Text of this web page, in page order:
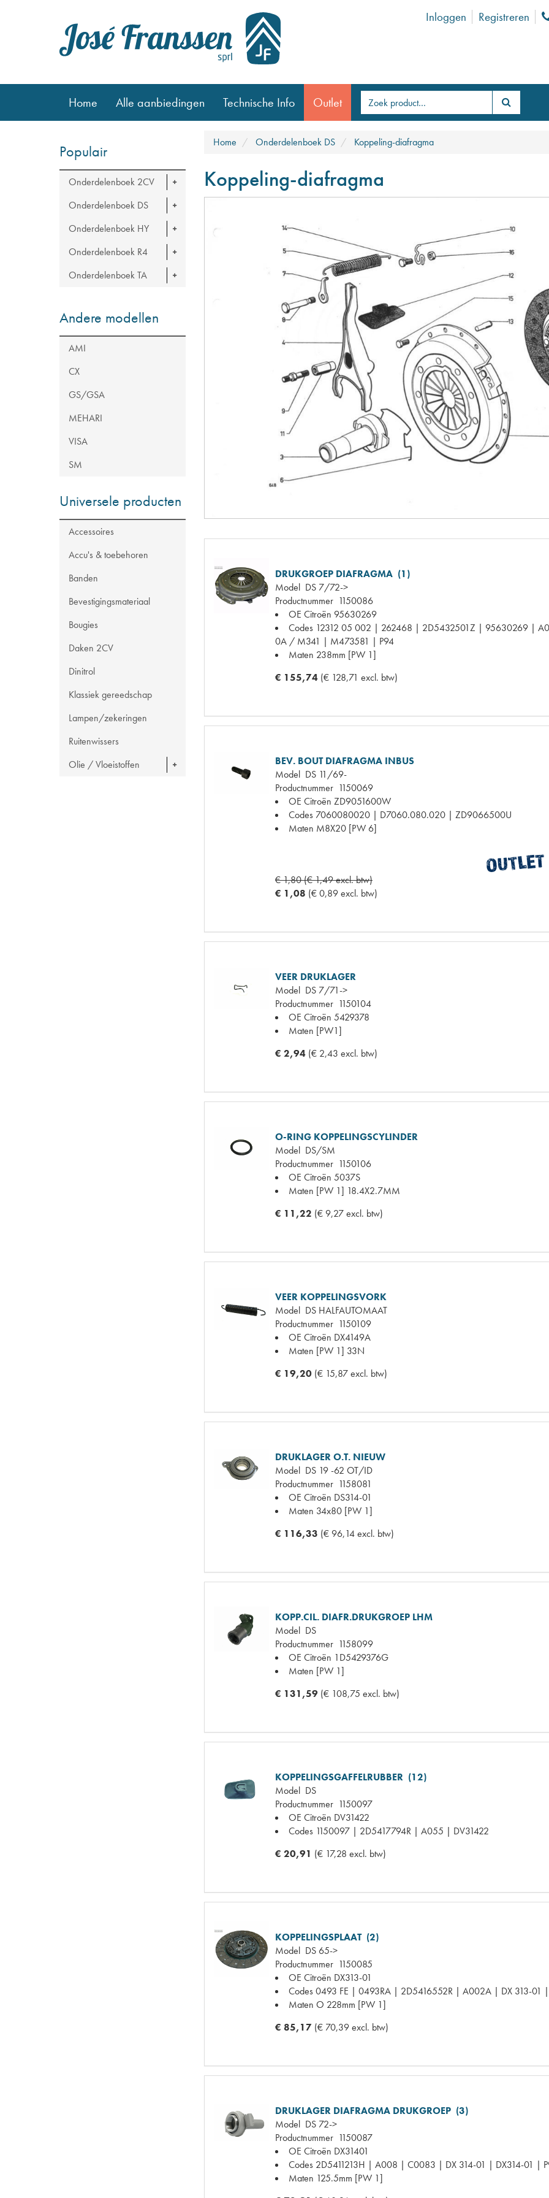
Inloggen Registreren
Home Alle aanbiedingen Technische Info Outlet
Populair
Onderdelenboek 2CV
Onderdelenboek DS
Onderdelenboek HY
Onderdelenboek R4
Onderdelenboek TA
Andere modellen
AMI
CX
GS/GSA
MEHARI
VISA
SM
Universele producten
Accessoires
Accu's & toebehoren
Banden
Bevestigingsmateriaal
Bougies
Daken 2CV
Dinitrol
Klassiek gereedschap
Lampen/zekeringen
Ruitenwissers
Olie / Vloeistoffen
Home Onderdelenboek DS Koppeling-diafragma
Koppeling-diafragma
DRUKGROEP DIAFRAGMA (1)
Model DS 7/72->
Productnummer 1150086
OE Citroën 95630269
Codes 12312 05 002 | 262468 | 2D5432501Z | 95630269 |
0A / M341 | M473581 | P94
Maten 238mm [PW 1]
€ 155,74 (€ 128,71 excl. btw)
BEV. BOUT DIAFRAGMA INBUS
Model DS 11/69-
Productnummer 1150069
OE Citroën ZD9051600W
Codes 7060080020 | D7060.080.020 | ZD9066500U
Maten M8X20 [PW 6]
€ 1,80 (€ 1,49 excl. btw)
€ 1,08 (€ 0,89 excl. btw)
VEER DRUKLAGER
Model DS 7/71->
Productnummer 1150104
OE Citroën 5429378
Maten [PW1]
€ 2,94 (€ 2,43 excl. btw)
O-RING KOPPELINGSCYLINDER
Model DS/SM
Productnummer 1150106
OE Citroën 5037S
Maten [PW 1] 18.4X2.7MM
€ 11,22 (€ 9,27 excl. btw)
VEER KOPPELINGSVORK
Model DS HALFAUTOMAAT
Productnummer 1150109
OE Citroën DX4149A
Maten [PW 1] 33N
€ 19,20 (€ 15,87 excl. btw)
DRUKLAGER O.T. NIEUW
Model DS 19 -62 OT/ID
Productnummer 1158081
OE Citroën DS314-01
Maten 34x80 [PW 1]
€ 116,33 (€ 96,14 excl. btw)
KOPP.CIL. DIAFR.DRUKGROEP LHM
Model DS
Productnummer 1158099
OE Citroën 1D5429376G
Maten [PW 1]
€ 131,59 (€ 108,75 excl. btw)
KOPPELINGSGAFFELRUBBER (12)
Model DS
Productnummer 1150097
OE Citroën DV31422
Codes 1150097 | 2D5417794R | A055 | DV31422
€ 20,91 (€ 17,28 excl. btw)
KOPPELINGSPLAAT (2)
Model DS 65->
Productnummer 1150085
OE Citroën DX313-01
Codes0493 FE | 0493RA | 2D5416552R | A002A | DX 313-01
Maten O 228mm [PW 1]
€ 85,17 (€ 70,39 excl. btw)
DRUKLAGER DIAFRAGMA DRUKGROEP (3)
Model DS 72->
Productnummer 1150087
OE Citroën DX31401
Codes 2D5411213H | A008 | C0083 | DX 314-01 | DX314-01 |
Maten 125.5mm [PW 1]